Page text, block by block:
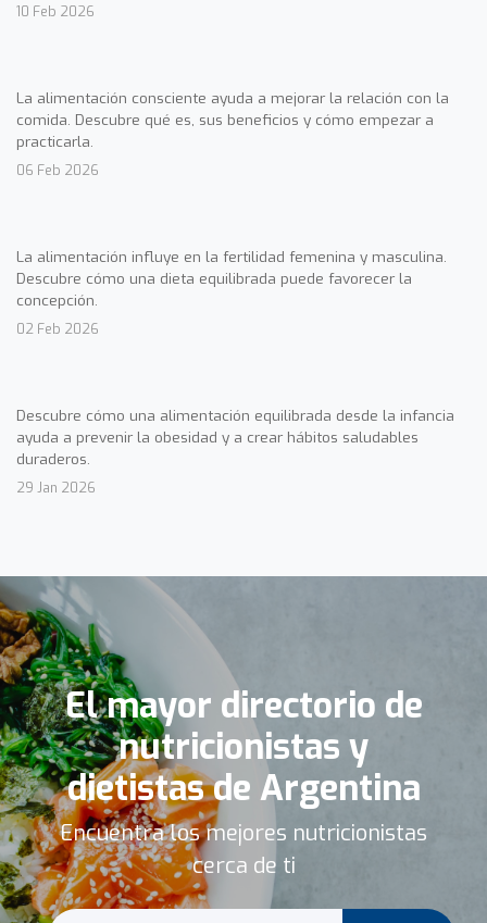
10 Feb 2026
La alimentación consciente ayuda a mejorar la relación con la
comida. Descubre qué es, sus beneficios y cómo empezar a
practicarla.
06 Feb 2026
La alimentación influye en la fertilidad femenina y masculina.
Descubre cómo una dieta equilibrada puede favorecer la
concepción.
02 Feb 2026
Descubre cómo una alimentación equilibrada desde la infancia
ayuda a prevenir la obesidad y a crear hábitos saludables
duraderos.
29 Jan 2026
El mayor directorio de
nutricionistas y
dietistas de Argentina
Encuentra los mejores nutricionistas
cerca de ti